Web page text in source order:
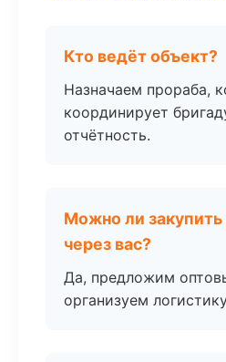
Кто ведёт объект?
Назначаем прораба,
координирует
отчётность.
Можно ли
через вас?
Да, предложим
организуем